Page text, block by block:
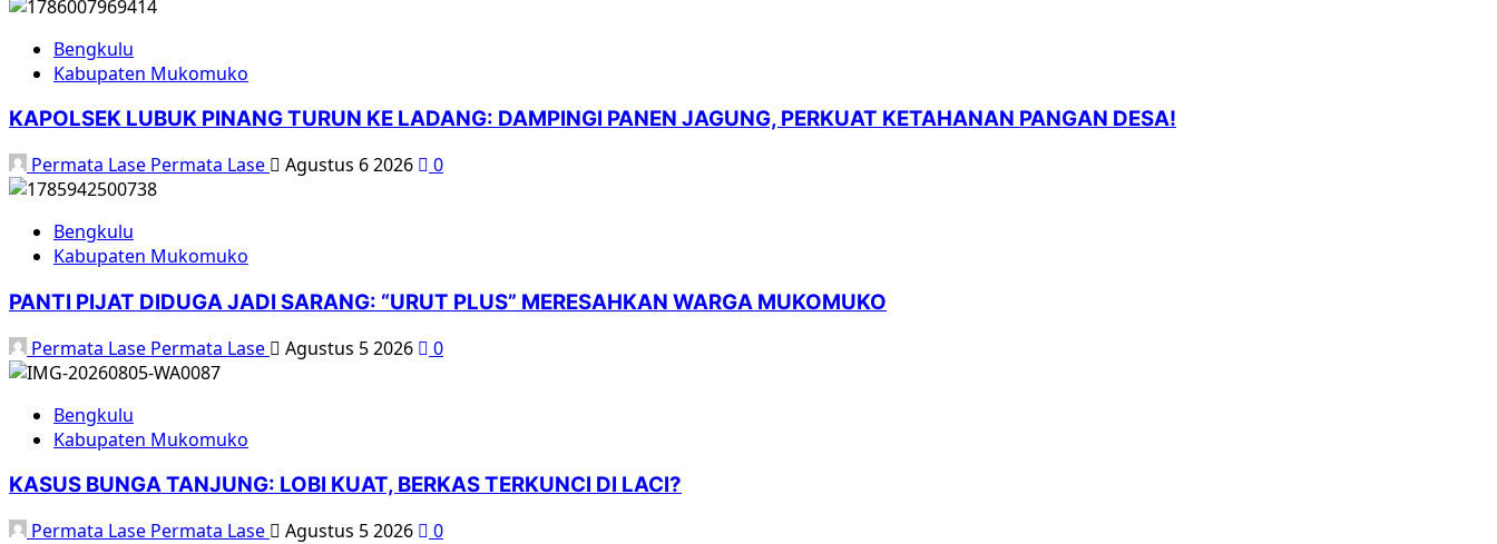
Bengkulu
Kabupaten Mukomuko
KAPOLSEK LUBUK PINANG TURUN KE LADANG: DAMPINGI PANEN JAGUNG, PERKUAT KETAHANAN PANGAN DESA!
Permata Lase Permata Lase Agustus 6 2026 0
Bengkulu
Kabupaten Mukomuko
PANTI PIJAT DIDUGA JADI SARANG: “URUT PLUS” MERESAHKAN WARGA MUKOMUKO
Permata Lase Permata Lase Agustus 5 2026 0
Bengkulu
Kabupaten Mukomuko
KASUS BUNGA TANJUNG: LOBI KUAT, BERKAS TERKUNCI DI LACI?
Permata Lase Permata Lase Agustus 5 2026 0